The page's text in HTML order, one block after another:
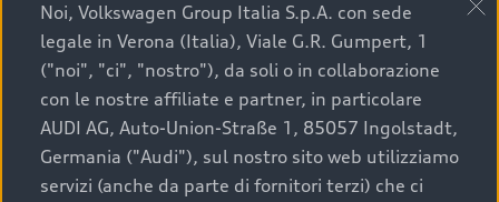
A breve verrai ricontattato dal Customer Care
Audi Center o direttamente dal Concessionario
che ti supporterà per finalizzare la tua richiesta.
Noi, Volkswagen Group Italia S.p.A. con sede
legale in Verona (Italia), Viale G.R. Gumpert, 1
("noi", "ci", "nostro"), da soli o in collaborazione
con le nostre affiliate e partner, in particolare
AUDI AG, Auto-Union-Straße 1, 85057 Ingolstadt,
Germania ("Audi"), sul nostro sito web utilizziamo
servizi (anche da parte di fornitori terzi) che ci